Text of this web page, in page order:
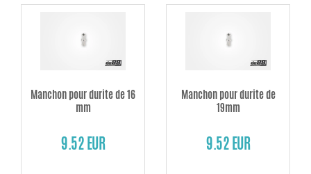
Manchon pour durite de 16
mm
9.52 EUR
Manchon pour durite de
19mm
9.52 EUR